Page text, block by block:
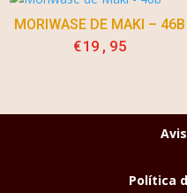
MORIWASE DE MAKI – 46B
€19,95
Política